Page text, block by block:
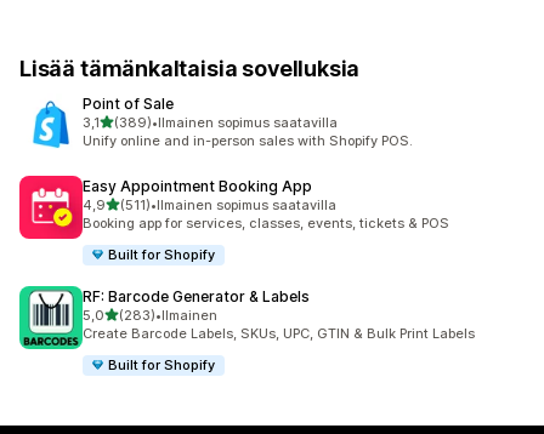
Lisää tämänkaltaisia sovelluksia
Point of Sale
3,1/ 5 tähteä
(389)
389 arvostelua yhteensä
•Ilmainen sopimus saatavilla
Unify online and in-person sales with Shopify POS.
Easy Appointment Booking App
4,9/ 5 tähteä
(511)
511 arvostelua yhteensä
•Ilmainen sopimus saatavilla
Booking app for services, classes, events, tickets & POS
Built for Shopify
RF: Barcode Generator & Labels
5,0/ 5 tähteä
(283)
283 arvostelua yhteensä
•Ilmainen
Create Barcode Labels, SKUs, UPC, GTIN & Bulk Print Labels
Built for Shopify